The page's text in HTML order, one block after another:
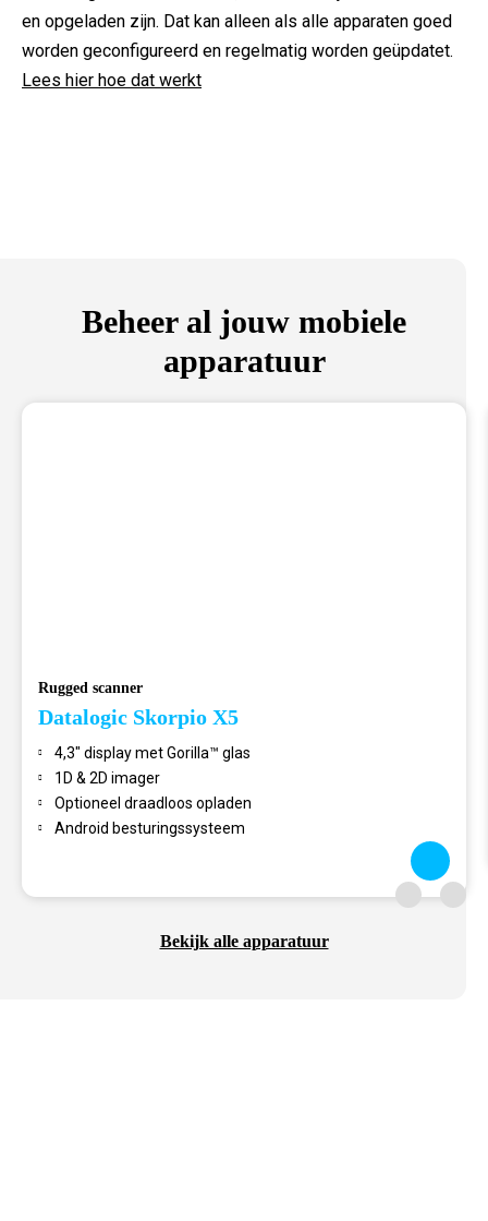
en opgeladen zijn. Dat kan alleen als alle apparaten goed
worden geconfigureerd en regelmatig worden geüpdatet.
Lees hier hoe dat werkt
Beheer al jouw mobiele
apparatuur
Rugged scanner
Datalogic Skorpio X5
4,3″ display met Gorilla™ glas
1D & 2D imager
Optioneel draadloos opladen
Android besturingssysteem
Bekijk alle apparatuur